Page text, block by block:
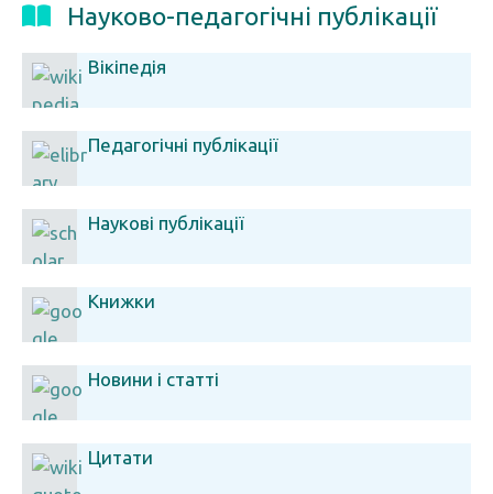
Науково-педагогічні публікації
Вікіпедія
Педагогічні публікації
Наукові публікації
Книжки
Новини і статті
Цитати